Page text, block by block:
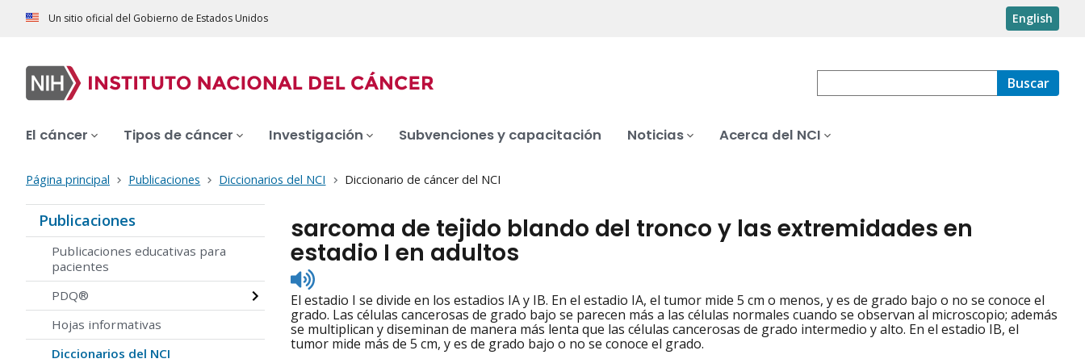
Un sitio oficial del Gobierno de Estados Unidos English
Buscar
El cáncer Tipos de cáncer Investigación Subvenciones y capacitación Noticias Acerca del NCI
Página principal Publicaciones Diccionarios del NCI Diccionario de cáncer del NCI
Publicaciones
Publicaciones educativas para
pacientes
PDQ®
Hojas informativas
Diccionarios del NCI
sarcoma de tejido blando del tronco y las extremidades en
estadio I en adultos
Listen
to
pronunciation
El estadio I se divide en los estadios IA y IB. En el estadio IA, el tumor mide 5 cm o menos, y es de grado bajo o no se conoce el
grado. Las células cancerosas de grado bajo se parecen más a las células normales cuando se observan al microscopio; además
se multiplican y diseminan de manera más lenta que las células cancerosas de grado intermedio y alto. En el estadio IB, el
tumor mide más de 5 cm, y es de grado bajo o no se conoce el grado.